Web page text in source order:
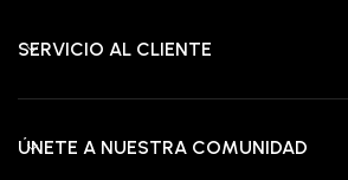
SERVICIO AL CLIENTE
ÚNETE A NUESTRA COMUNIDAD